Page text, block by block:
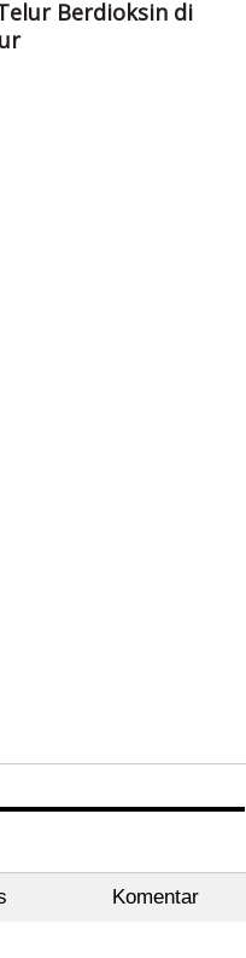
Berdioksin di
Komentar